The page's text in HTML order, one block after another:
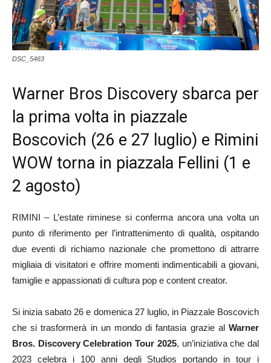
DSC_5463
Warner Bros Discovery sbarca per
la prima volta in piazzale
Boscovich (26 e 27 luglio) e Rimini
WOW torna in piazzala Fellini (1 e
2 agosto)
RIMINI – L’estate riminese si conferma ancora una volta un
punto di riferimento per l’intrattenimento di qualità, ospitando
due eventi di richiamo nazionale che promettono di attrarre
migliaia di visitatori e offrire momenti indimenticabili a giovani,
famiglie e appassionati di cultura pop e content creator.
Si inizia sabato 26 e domenica 27 luglio, in Piazzale Boscovich
che si trasformerà in un mondo di fantasia grazie al Warner
Bros. Discovery Celebration Tour 2025, un’iniziativa che dal
2023 celebra i 100 anni degli Studios portando in tour i